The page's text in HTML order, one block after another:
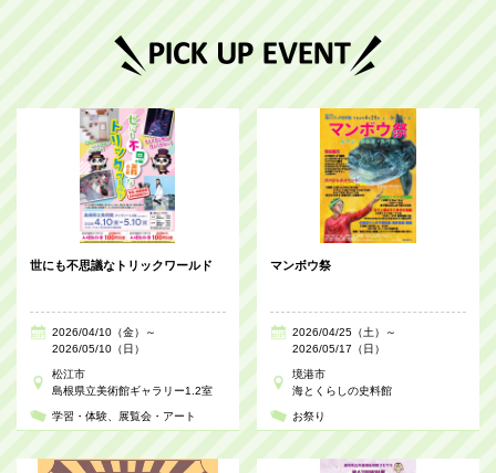
世にも不思議なトリックワールド
2026/04/10（金）～
2026/05/10（日）
松江市
島根県立美術館ギャラリー1.2室
学習・体験 展覧会・アート
マンボウ祭
2026/04/25（土）～
2026/05/17（日）
境港市
海とくらしの史料館
お祭り